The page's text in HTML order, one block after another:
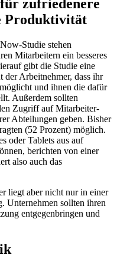
zufriedenere
Produktivität
Studie stehen
Mitarbeitern ein besseres
gibt die Studie eine
Arbeitnehmer, dass ihr
und ihnen die dafür
Außerdem sollten
Zugriff auf Mitarbeiter-
Abteilungen geben. Bisher
(52 Prozent) möglich.
oder Tablets aus auf
berichten von einer
also auch das
liegt aber nicht nur in einer
Unternehmen sollten ihren
entgegenbringen und